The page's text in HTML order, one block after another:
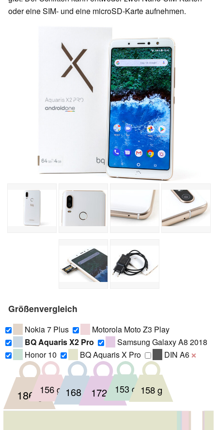
oder eine SIM- und eine microSD-Karte aufnehmen.
Größenvergleich
Nokia 7 Plus
Motorola Moto Z3 Play
BQ Aquaris X2 Pro
Samsung Galaxy A8 2018
Honor 10
BQ Aquaris X Pro DIN A6 ❌
186 g156 g 168 g 172 g 153 g 158 g